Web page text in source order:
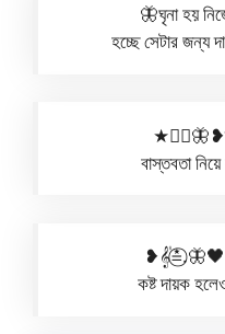
🦋ঘৃনা হয়
হচ্ছে সেটার
বাস্তবতা
কষ্ট দায়ক